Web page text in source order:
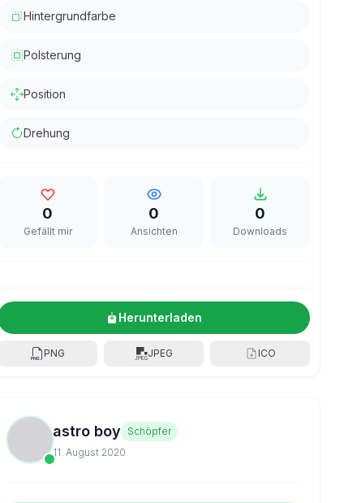
Hintergrundfarbe
Polsterung
Position
Drehung
0
Gefällt mir
0
Ansichten
0
Downloads
Herunterladen
PNG JPEG ICO
astro boy Schöpfer
11. August 2020